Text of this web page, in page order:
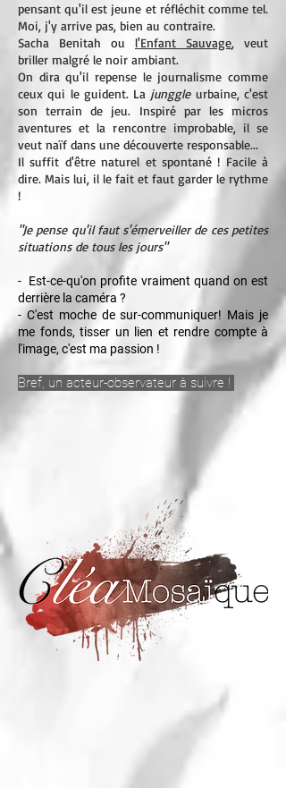
pensant qu'il est jeune et réfléchit comme tel.
Moi, j'y arrive pas, bien au contraire.
Sacha Benitah ou l'Enfant Sauvage, veut
briller malgré le noir ambiant.
On dira qu'il repense le journalisme comme
ceux qui le guident. La junggle urbaine, c'est
son terrain de jeu. Inspiré par les micros
aventures et la rencontre improbable, il se
veut naïf dans une découverte responsable...
Il suffit d'être naturel et spontané ! Facile à
dire. Mais lui, il le fait et faut garder le rythme
!
"Je pense qu'il faut s'émerveiller de ces petites
situations de tous les jours"
- Est-ce-qu'on profite vraiment quand on est
derrière la caméra ?
- C'est moche de sur-communiquer! Mais je
me fonds, tisser un lien et rendre compte à
l'image, c'est ma passion !
Bref, un acteur-observateur à suivre !